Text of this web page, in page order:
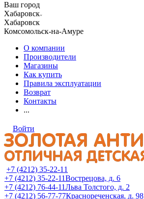
Ваш город
Хабаровск
Хабаровск
Комсомольск-на-Амуре
О компании
Производители
Магазины
Как купить
Правила эксплуатации
Возврат
Контакты
...
Войти
+7 (4212) 35-22-11
+7 (4212) 35-22-11Вострецова, д. 6
+7 (4212) 76-44-11Льва Толстого, д. 2
+7 (4212) 56-77-77Краснореченская, д. 98